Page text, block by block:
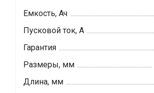
Емкость, Ач
Пусковой ток, А
Гарантия
Размеры, мм
Длина, мм